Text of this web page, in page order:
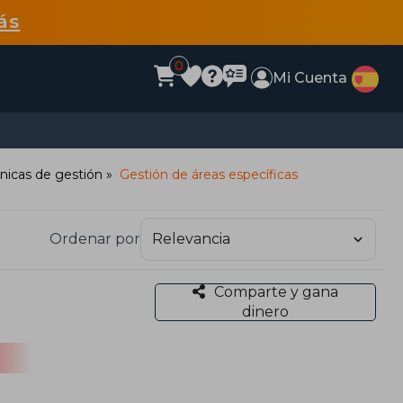
0
Mi Cuenta
de gestión Gestión de áreas específicas
Ordenar por
Comparte y gana
dinero